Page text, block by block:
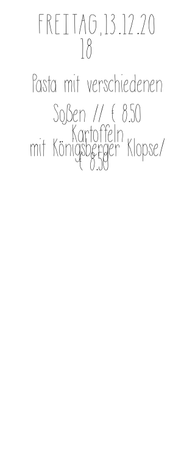
Pasta mit verschiedenen
Soßen // € 8.50
Kartoffeln
mit Königsberger Klopse/
€ 8.50
FREITAG, 13.12.20
18